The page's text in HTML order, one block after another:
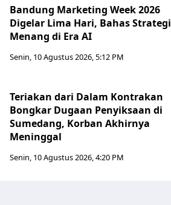
Bandung Marketing Week 2026
Digelar Lima Hari, Bahas Strategi
Menang di Era AI
Senin, 10 Agustus 2026, 5:12 PM
Teriakan dari Dalam Kontrakan
Bongkar Dugaan Penyiksaan di
Sumedang, Korban Akhirnya
Meninggal
Senin, 10 Agustus 2026, 4:20 PM